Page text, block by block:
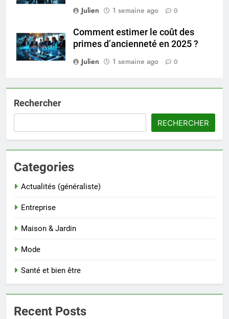
Julien
1 semaine ago 0
Comment estimer le coût des
primes d’ancienneté en 2025 ?
Julien
1 semaine ago 0
Rechercher
RECHERCHER
Categories
Actualités (généraliste)
Entreprise
Maison & Jardin
Mode
Santé et bien être
Recent Posts